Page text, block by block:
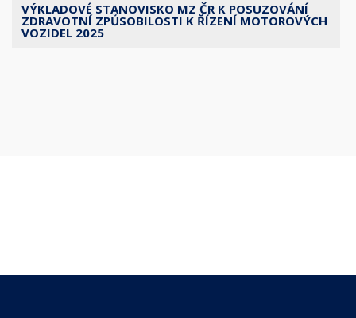
VÝKLADOVÉ STANOVISKO MZ ČR K POSUZOVÁNÍ
ZDRAVOTNÍ ZPŮSOBILOSTI K ŘÍZENÍ MOTOROVÝCH
VOZIDEL 2025